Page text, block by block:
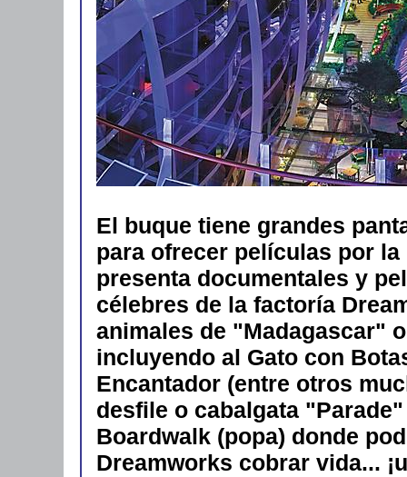
El buque tiene grandes
para ofrecer películas por
presenta documentales y
célebres de la factoría
animales de "Madagascar"
incluyendo al Gato con
Encantador (entre otros
desfile o cabalgata
Boardwalk (popa) donde
Dreamworks cobrar vida...